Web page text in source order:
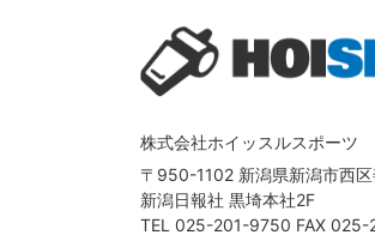
株式会社ホイッスルスポーツ
〒950-1102 新潟県新潟市西
新潟日報社 黒埼本社2F
TEL 025-201-9750 FAX 025-